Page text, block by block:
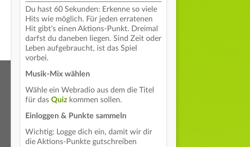
Du hast 60 Sekunden: Erkenne so viele
Hits wie möglich. Für jeden erratenen
Hit gibt's einen Aktions-Punkt. Dreimal
darfst du daneben liegen. Sind Zeit oder
Leben aufgebraucht, ist das Spiel
vorbei.
Musik-Mix wählen
Wähle ein Webradio aus dem die Titel
für das Quiz kommen sollen.
Einloggen & Punkte sammeln
Wichtig: Logge dich ein, damit wir dir
die Aktions-Punkte gutschreiben